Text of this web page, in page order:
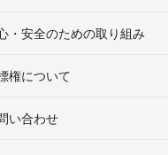
・安全のための取り組み
権について
い合わせ